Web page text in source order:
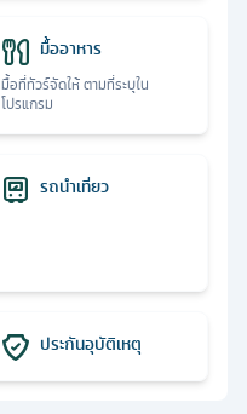
มื้ออาหาร
มื้อที่ทัวร์จัดให้ ตามที่ระบุใน
โปรแกรม
รถนำเที่ยว
ประกันอุบัติเหตุ